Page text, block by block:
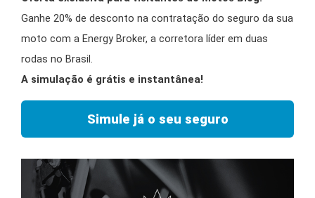
Ganhe 20% de desconto na contratação do seguro da sua
moto com a Energy Broker, a corretora líder em duas
rodas no Brasil.
A simulação é grátis e instantânea!
Simule já o seu seguro